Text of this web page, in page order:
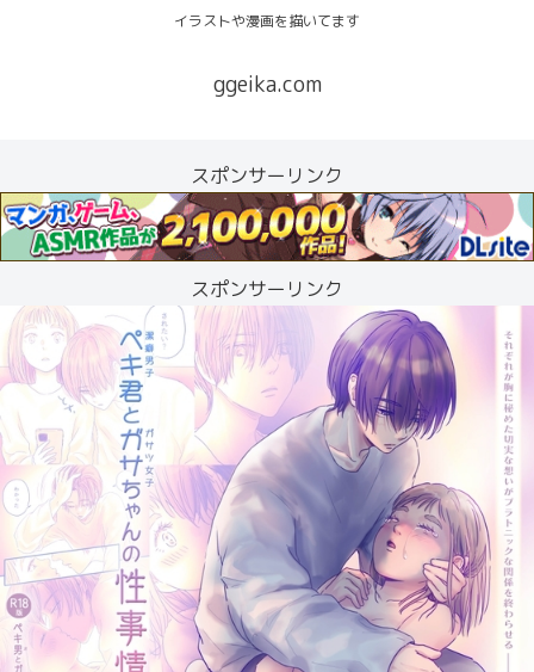
イラストや漫画を描いてます
ggeika.com
スポンサーリンク
スポンサーリンク